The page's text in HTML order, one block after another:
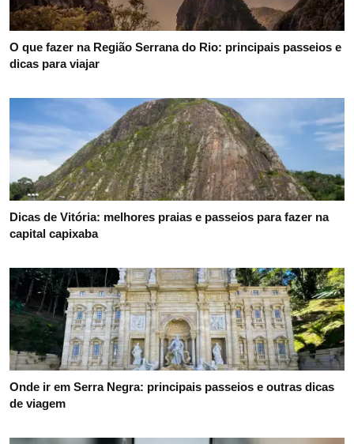
O que fazer na Região Serrana do Rio: principais passeios e
dicas para viajar
Dicas de Vitória: melhores praias e passeios para fazer na
capital capixaba
Onde ir em Serra Negra: principais passeios e outras dicas
de viagem